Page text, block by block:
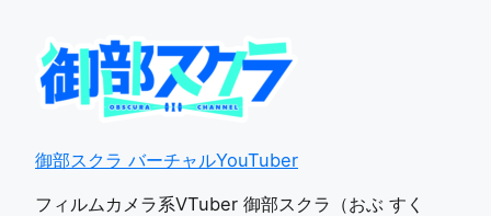
御部スクラ バーチャルYouTuber
フィルムカメラ系VTuber 御部スクラ（おぶ すく